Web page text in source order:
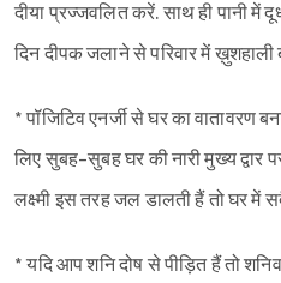
दीया प्रज्जवलित करें. साथ ही पानी में
दिन दीपक जलाने से परिवार में ख़ुशहाली
* पॉजिटिव एनर्जी से घर का वातावरण
लिए सुबह-सुबह घर की नारी मुख्य द्वार
लक्ष्मी इस तरह जल डालती हैं तो घर में
* यदि आप शनि दोष से पीड़ित हैं तो